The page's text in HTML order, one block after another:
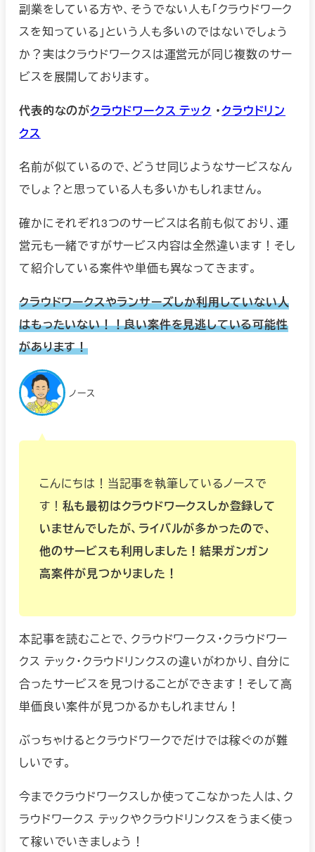
副業をしている方や、そうでない人も「クラウドワーク
スを知っている」という人も多いのではないでしょう
か？実はクラウドワークスは運営元が同じ複数のサー
ビスを展開しております。
代表的なのがクラウドワークス テック ・クラウドリン
クス
名前が似ているので、どうせ同じようなサービスなん
でしょ？と思っている人も多いかもしれません。
確かにそれぞれ3つのサービスは名前も似ており、運
営元も一緒ですがサービス内容は全然違います！そし
て紹介している案件や単価も異なってきます。
クラウドワークスやランサーズしか利用していない人
はもったいない！！良い案件を見逃している可能性
があります！
ノース
こんにちは！当記事を執筆しているノースで
す！ 私も最初はクラウドワークスしか登録して
いませんでしたが、ライバルが多かったので、
他のサービスも利用しました！結果ガンガン
高案件が見つかりました！
本記事を読むことで、クラウドワークス・クラウドワー
クス テック・クラウドリンクスの違いがわかり、自分に
合ったサービスを見つけることができます！そして高
単価良い案件が見つかるかもしれません！
ぶっちゃけるとクラウドワークでだけでは稼ぐのが難
しいです。
今までクラウドワークスしか使ってこなかった人は、ク
ラウドワークス テックやクラウドリンクスをうまく使っ
て稼いでいきましょう！